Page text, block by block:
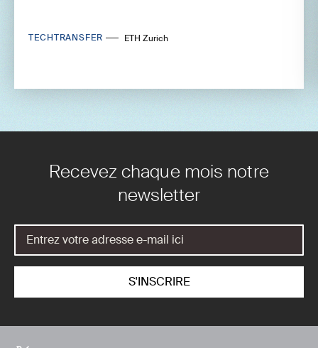
TECHTRANSFER ETH Zurich
Recevez chaque mois notre
newsletter